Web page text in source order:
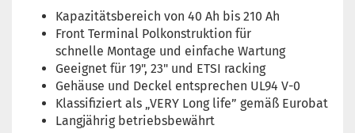
Kapazitätsbereich von 40 Ah bis 210 Ah
Front Terminal Polkonstruktion für
schnelle Montage und einfache Wartung
Geeignet für 19", 23" und ETSI racking
Gehäuse und Deckel entsprechen UL94 V-0
Klassifiziert als „VERY Long life” gemäß Eurobat
Langjährig betriebsbewährt